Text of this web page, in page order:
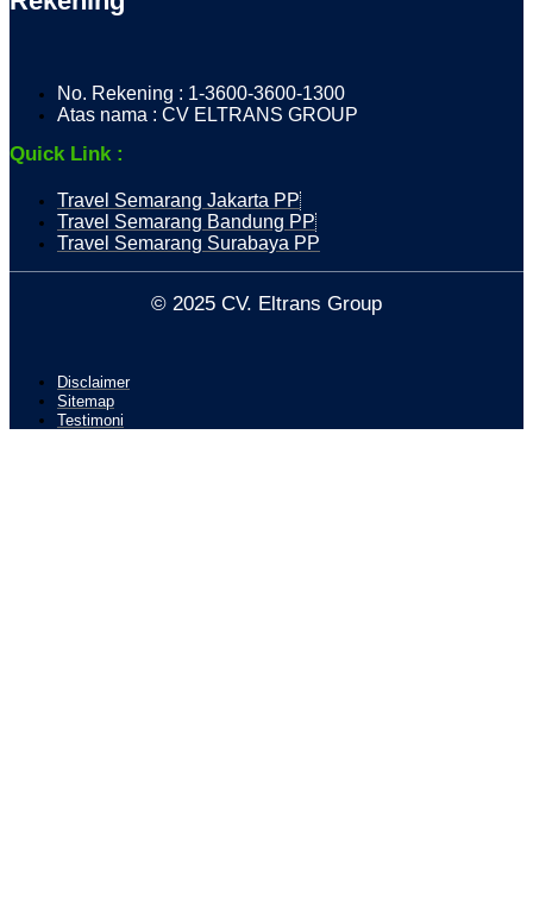
No. Rekening : 1-3600-3600-1300
Atas nama : CV ELTRANS GROUP
Quick Link :
Travel Semarang Jakarta PP
Travel Semarang Bandung PP
Travel Semarang Surabaya PP
© 2025 CV. Eltrans Group
Disclaimer
Sitemap
Testimoni